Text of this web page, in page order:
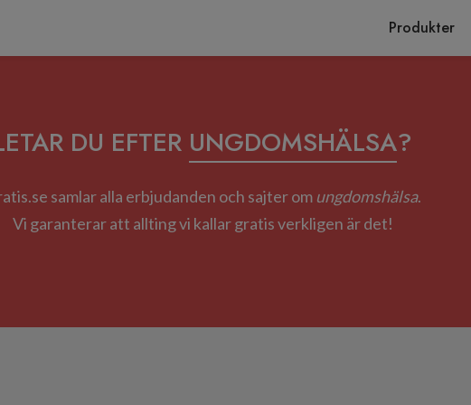
Produkter
DU EFTER UNGDOMSHÄLSA?
samlar alla erbjudanden och sajter om ungdomshälsa.
Vi garanterar att allting vi kallar gratis verkligen är det!